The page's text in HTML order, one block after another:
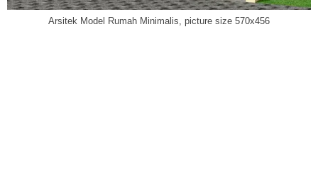
Arsitek Model Rumah Minimalis, picture size 570x456